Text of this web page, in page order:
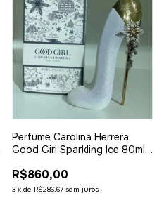
Perfume Carolina Herrera
Good Girl Sparkling Ice 80ml -
Feminino
R$860,00
3 x de R$286,67 sem juros